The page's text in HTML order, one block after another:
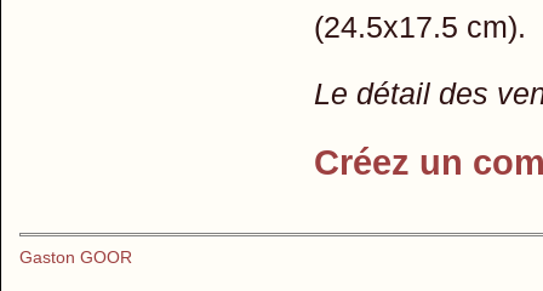
(24.5x17.5 cm).
Le détail des
Créez un
Gaston GOOR